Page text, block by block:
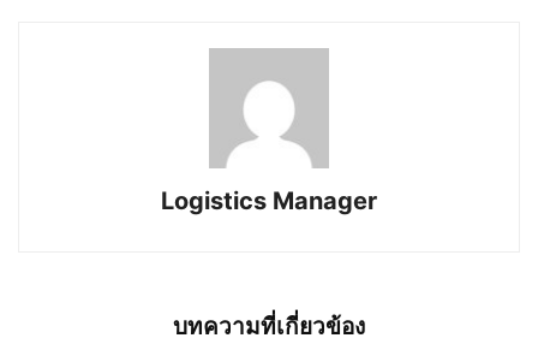
Logistics Manager
บทความที่เกี่ยวข้อง